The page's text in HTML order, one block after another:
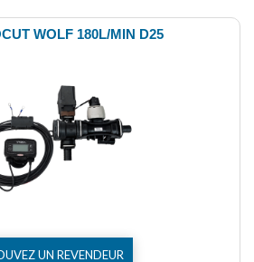
WOLF 180L/MIN D25
UN REVENDEUR